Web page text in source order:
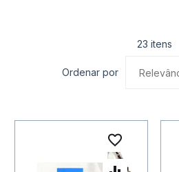
23 itens
Ordenar por